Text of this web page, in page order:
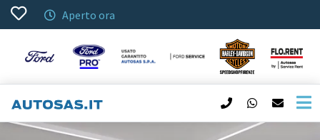
Aperto ora